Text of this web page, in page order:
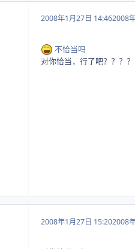
2008年1月27日 14:462008
不恰当吗
对你恰当，行了吧？？？？
2008年1月27日 15:202008